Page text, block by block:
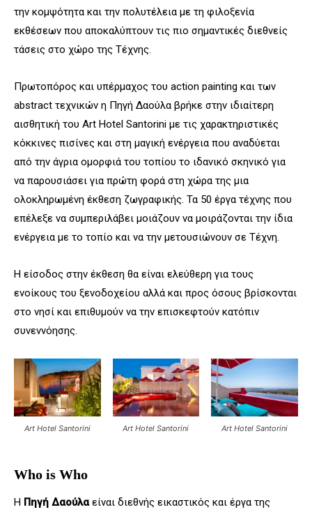
την κομψότητα και την πολυτέλεια με τη φιλοξενία
εκθέσεων που αποκαλύπτουν τις πιο σημαντικές διεθνείς
τάσεις στο χώρο της Τέχνης.
Πρωτοπόρος και υπέρμαχος του action painting και των
abstract τεχνικών η Πηγή Δαούλα βρήκε στην ιδιαίτερη
αισθητική του Art Hotel Santorini με τις χαρακτηριστικές
κόκκινες πισίνες και στη μαγική ενέργεια που αναδύεται
από την άγρια ομορφιά του τοπίου το ιδανικό σκηνικό για
να παρουσιάσει για πρώτη φορά στη χώρα της μια
ολοκληρωμένη έκθεση ζωγραφικής. Τα 50 έργα τέχνης που
επέλεξε να συμπεριλάβει μοιάζουν να μοιράζονται την ίδια
ενέργεια με το τοπίο και να την μετουσιώνουν σε Τέχνη.
Η είσοδος στην έκθεση θα είναι ελεύθερη για τους
ενοίκους του ξενοδοχείου αλλά και προς όσους βρίσκονται
στο νησί και επιθυμούν να την επισκεφτούν κατόπιν
συνεννόησης.
Art Hotel Santorini Art Hotel Santorini Art Hotel Santorini
Who is Who
Η Πηγή Δαούλαείναι διεθνής εικαστικός και έργα της